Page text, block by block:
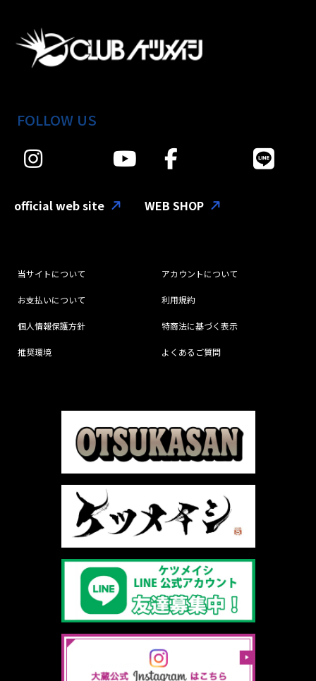
FOLLOW US
official web site WEB SHOP
当サイトについて アカウントについて
お支払いについて 利用規約
個人情報保護方針 特商法に基づく表示
推奨環境 よくあるご質問